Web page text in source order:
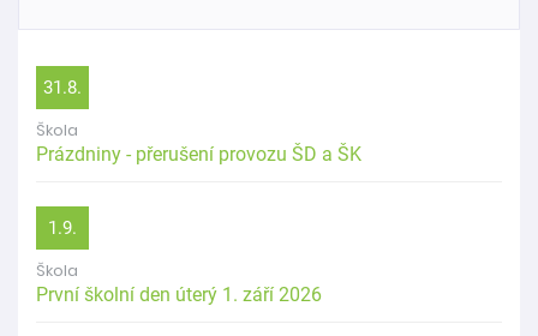
31.8.
Škola
Prázdniny - přerušení provozu ŠD a ŠK
1.9.
Škola
První školní den úterý 1. září 2026